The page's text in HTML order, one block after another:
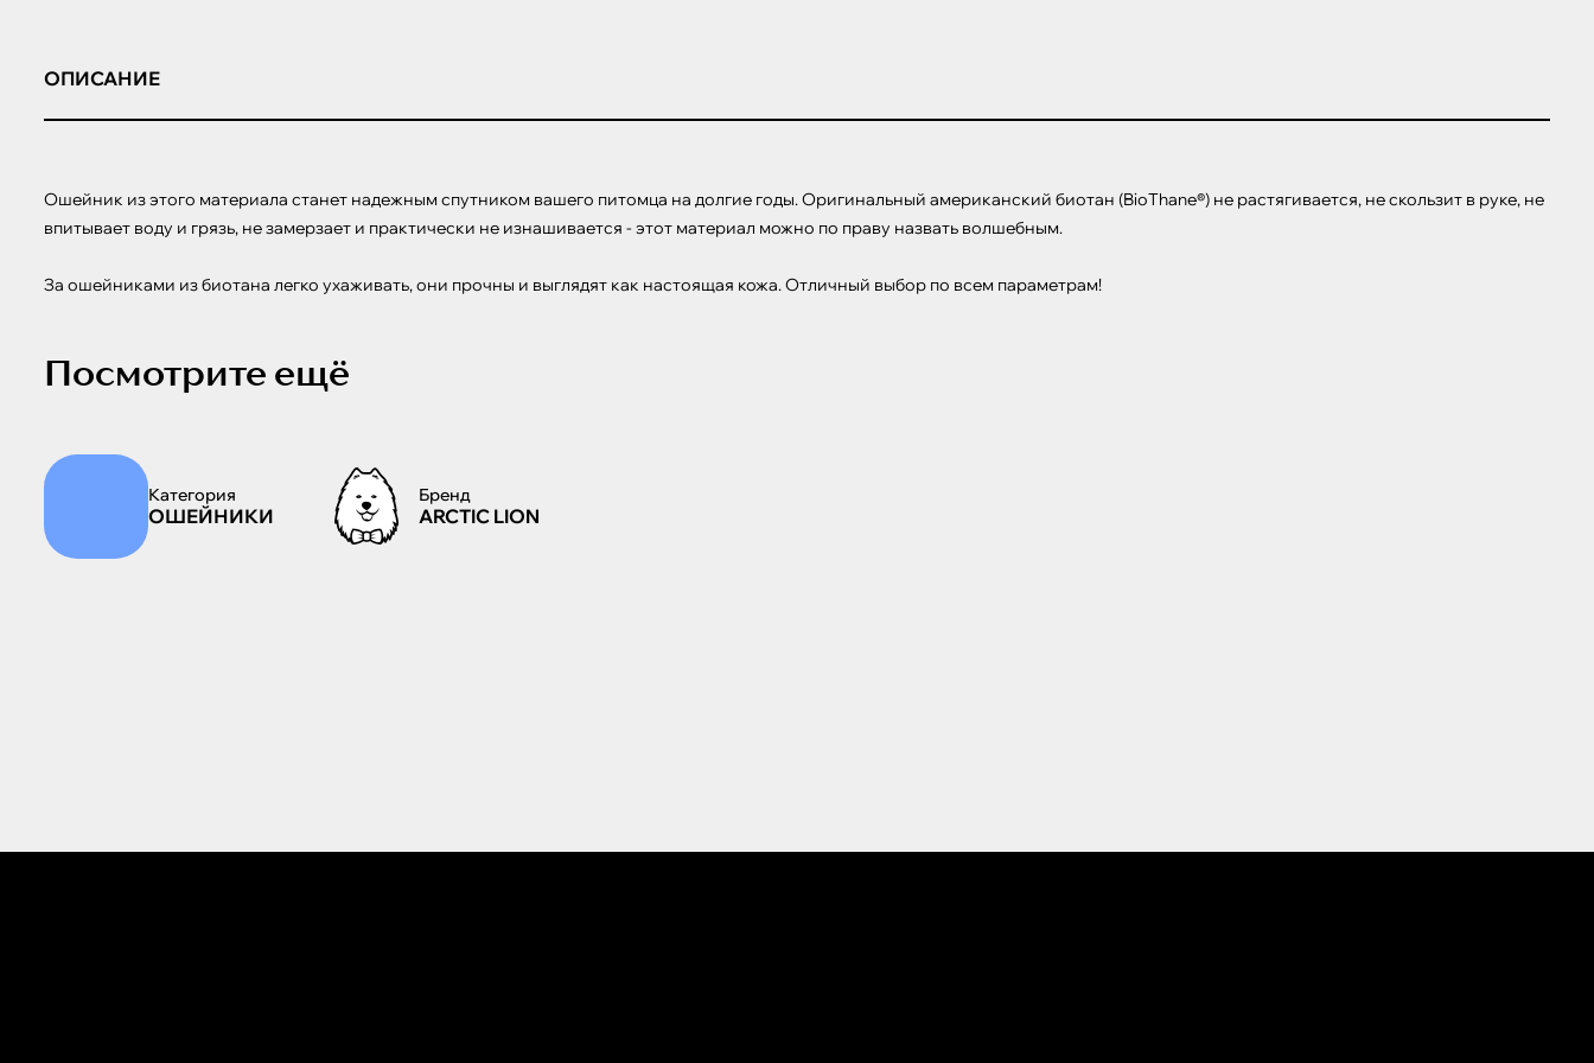
ОПИСАНИЕ
Ошейник из этого материала станет надежным спутником вашего питомца на долгие годы. Оригинальный американский биотан (BioThane®) не растягивается, не скользит в руке, не
впитывает воду и грязь, не замерзает и практически не изнашивается - этот материал можно по праву назвать волшебным.
За ошейниками из биотана легко ухаживать, они прочны и выглядят как настоящая кожа. Отличный выбор по всем параметрам!
Посмотрите ещё
Категория
ОШЕЙНИКИ
Бренд
ARCTIC LION